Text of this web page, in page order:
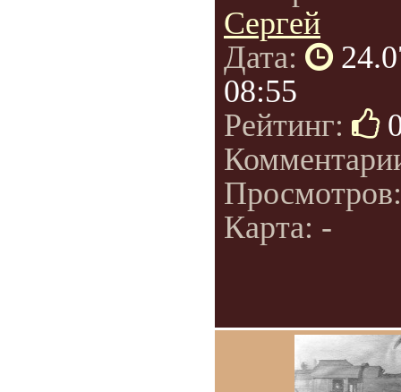
Сергей
Дата:
08:55
Рейтинг:
Карта: -